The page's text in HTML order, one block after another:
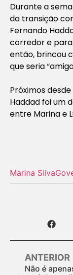
Durante a
da transição
Fernando
corredor e
então, brincou
que seria
Próximos
Haddad foi um
entre Marina e
Marina Silva
ANTERIOR
Não é